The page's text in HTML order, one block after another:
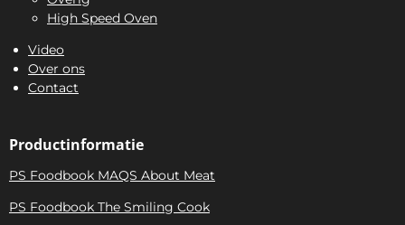
High Speed Oven
Video
Over ons
Contact
Productinformatie
PS Foodbook MAQS About Meat
PS Foodbook The Smiling Cook